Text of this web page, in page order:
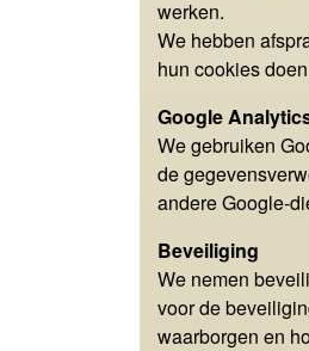
werken.
We hebben
hun cookies
Google
We gebruiken
de
andere Google-
Beveiliging
We nemen
voor de
waarborgen en